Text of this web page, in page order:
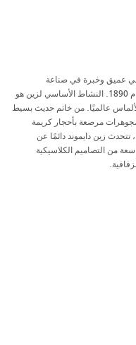
عام 2000 مع إرث عائلي عميق وخبرة في صناعة
المجوهرات، والذي تم توريثه عبر ثلاثة أجيال منذ عام 1890. النشاط الأساسي لزين هو
عالميًا. من خاتم حديث بسيط
مرصعة بأحجار كريمة
زين دايموند دائمًا عن
من التصاميم الكلاسيكية